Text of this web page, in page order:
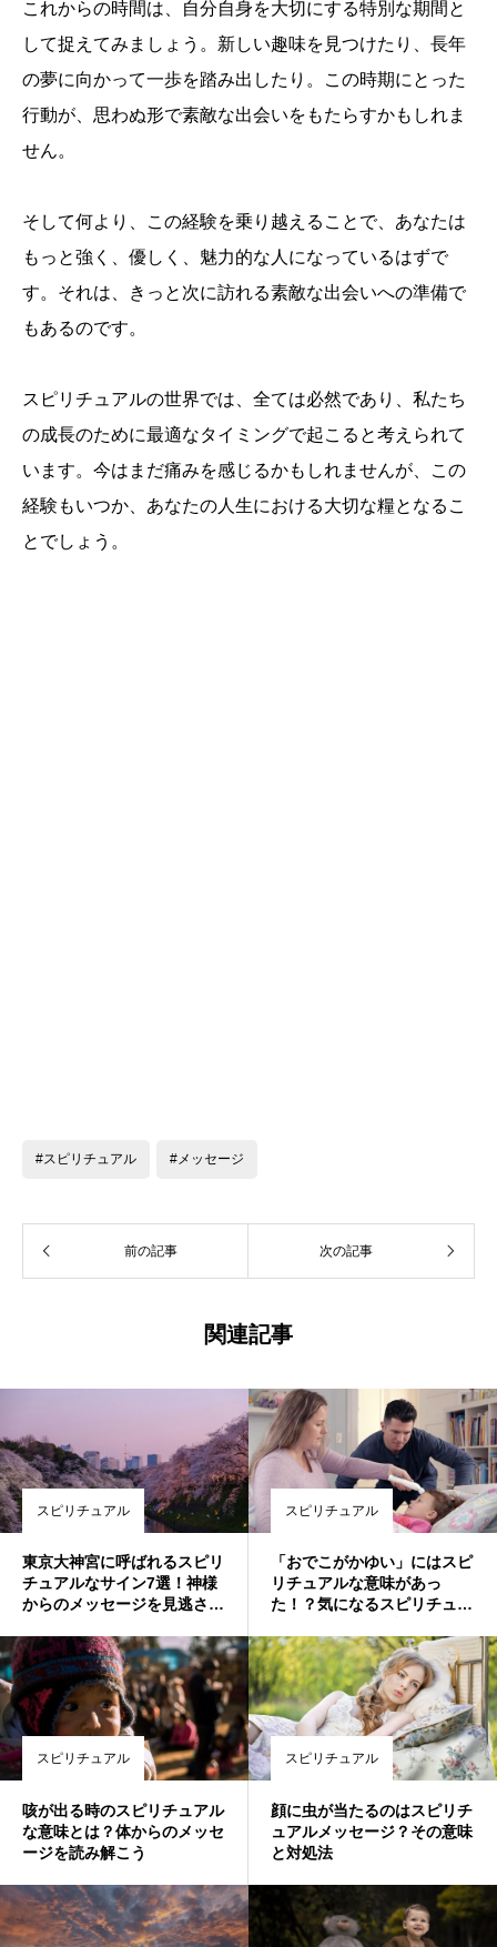
これからの時間は、自分自身を大切にする特別な期間と
して捉えてみましょう。新しい趣味を見つけたり、長年
の夢に向かって一歩を踏み出したり。この時期にとった
行動が、思わぬ形で素敵な出会いをもたらすかもしれま
せん。
そして何より、この経験を乗り越えることで、あなたは
もっと強く、優しく、魅力的な人になっているはずで
す。それは、きっと次に訪れる素敵な出会いへの準備で
もあるのです。
スピリチュアルの世界では、全ては必然であり、私たち
の成長のために最適なタイミングで起こると考えられて
います。今はまだ痛みを感じるかもしれませんが、この
経験もいつか、あなたの人生における大切な糧となるこ
とでしょう。
#スピリチュアル #メッセージ
前の記事 次の記事
関連記事
スピリチュアル
東京大神宮に呼ばれるスピリ
チュアルなサイン7選！神様
からのメッセージを見逃さな
スピリチュアル
「おでこがかゆい」にはスピ
リチュアルな意味があっ
た！？気になるスピリチュア
スピリチュアル
咳が出る時のスピリチュアル
な意味とは？体からのメッセ
ージを読み解こう
スピリチュアル
顔に虫が当たるのはスピリチ
ュアルメッセージ？その意味
と対処法